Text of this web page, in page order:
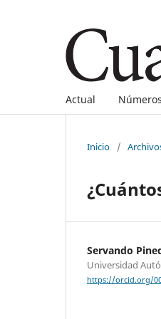
Actual
Inicio /
Servando
Universidad
https://orcid.org/